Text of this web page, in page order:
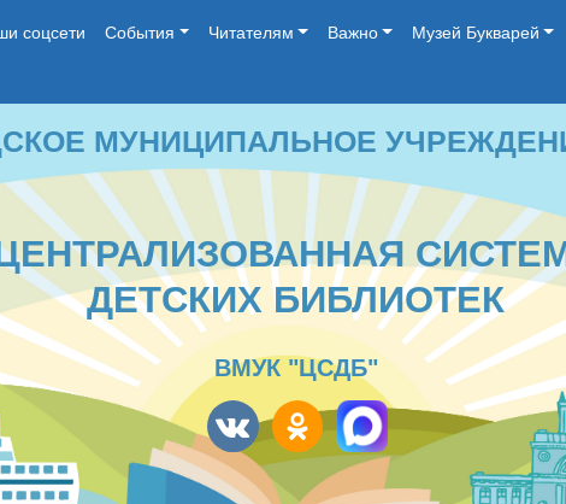
соцсети События Читателям Важно
Музей Букварей
СИСТЕМА
ДЕТСКИХ БИБЛИОТЕК
ВМУК "ЦСДБ"
МУНИЦИПАЛЬНОЕ УЧРЕЖДЕНИЕ